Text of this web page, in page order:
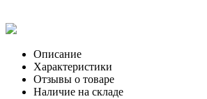
Описание
Характеристики
Отзывы о товаре
Наличие на складе